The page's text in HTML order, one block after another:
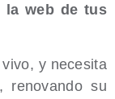
la web de tus
y necesita
renovando su